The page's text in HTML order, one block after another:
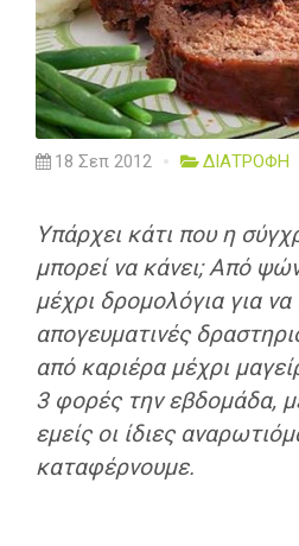
18 Σεπ 2012 ΔΙΑΤΡΟΦΗ
Υπάρχει κάτι που η
μπορεί να κάνει; Από
μέχρι δρομολόγια για να
απογευματινές
από καριέρα μέχρι
3 φορές την εβδομάδα,
εμείς οι ίδιες
καταφέρνουμε.